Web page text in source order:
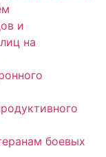
и
на
боевых